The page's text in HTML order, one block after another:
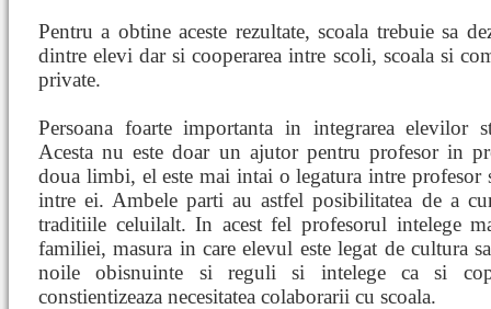
Pentru a obtine aceste rezultate, scoala trebuie sa
dintre elevi dar si cooperarea intre scoli, scoala si
private.
Persoana foarte importanta in integrarea elevilor
Acesta nu este doar un ajutor pentru profesor in
doua limbi, el este mai intai o legatura intre profesor
intre ei. Ambele parti au astfel posibilitatea de a
traditiile celuilalt. In acest fel profesorul intelege
familiei, masura in care elevul este legat de cultura
noile obisnuinte si reguli si intelege ca si
constientizeaza necesitatea colaborarii cu scoala.